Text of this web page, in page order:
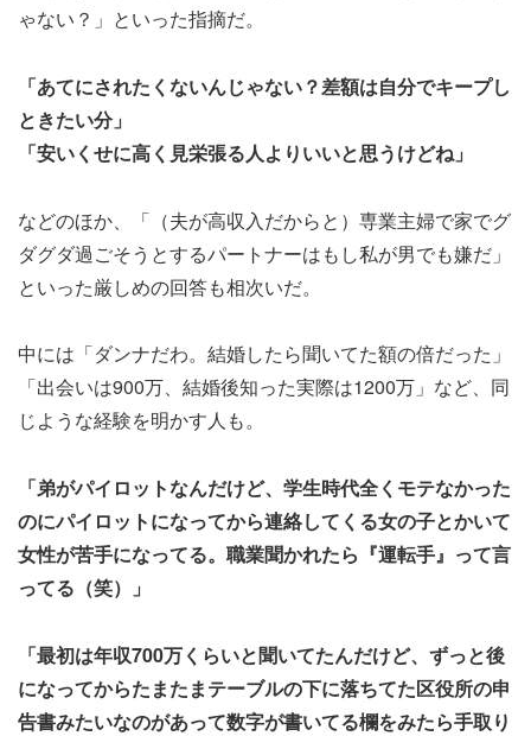
ゃない？」といった指摘だ。
「あてにされたくないんじゃない？差額は自分でキープし
ときたい分」
「安いくせに高く見栄張る人よりいいと思うけどね」
などのほか、「（夫が高収入だからと）専業主婦で家でグ
ダグダ過ごそうとするパートナーはもし私が男でも嫌だ」
といった厳しめの回答も相次いだ。
中には「ダンナだわ。結婚したら聞いてた額の倍だった」
「出会いは900万、結婚後知った実際は1200万」など、同
じような経験を明かす人も。
「弟がパイロットなんだけど、学生時代全くモテなかった
のにパイロットになってから連絡してくる女の子とかいて
女性が苦手になってる。職業聞かれたら『運転手』って言
ってる（笑）」
「最初は年収700万くらいと聞いてたんだけど、ずっと後
になってからたまたまテーブルの下に落ちてた区役所の申
告書みたいなのがあって数字が書いてる欄をみたら手取り